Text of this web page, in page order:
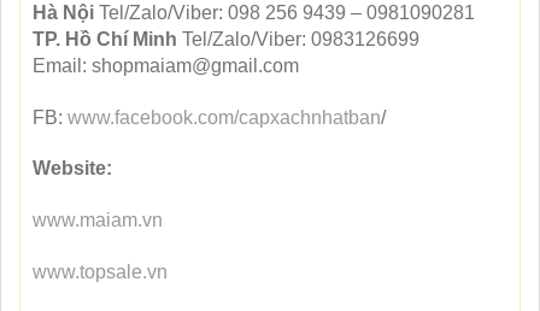
Hà Nội Tel/Zalo/Viber: 098 256 9439 – 0981090281
TP. Hồ Chí Minh Tel/Zalo/Viber: 0983126699
Email: shopmaiam@gmail.com
FB: www.facebook.com/capxachnhatban/
Website:
www.maiam.vn
www.topsale.vn